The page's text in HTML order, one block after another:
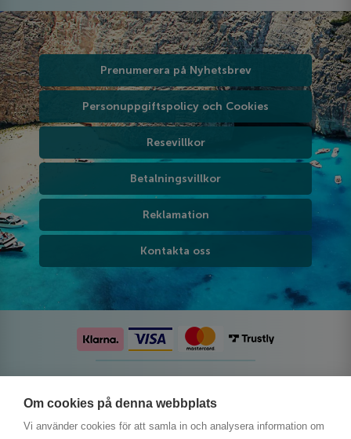
Om cookies på denna webbplats
Vi använder cookies för att samla in och analysera information om
Prenumerera på Nyhetsbrev
Personuppgiftspolicy och Cookies
Resevillkor
Betalningsvillkor
Reklamation
Kontakta oss